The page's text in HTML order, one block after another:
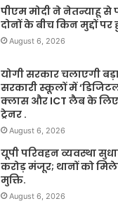
पीएम मोदी ने नेतन्याहू से
दोनों के बीच किन मुद्दों पर
August 6, 2026
योगी सरकार चलाएगी
सरकारी स्कूलों में ‘डिजिटल
क्लास और ICT लैब के लिए
ट्रेनर .
August 6, 2026
यूपी परिवहन व्यवस्था
करोड़ मंजूर; थानों को
मुक्ति.
August 6, 2026